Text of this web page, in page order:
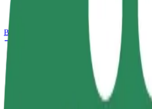
Bolt Plus
როგორ გავხდე გამომწერი